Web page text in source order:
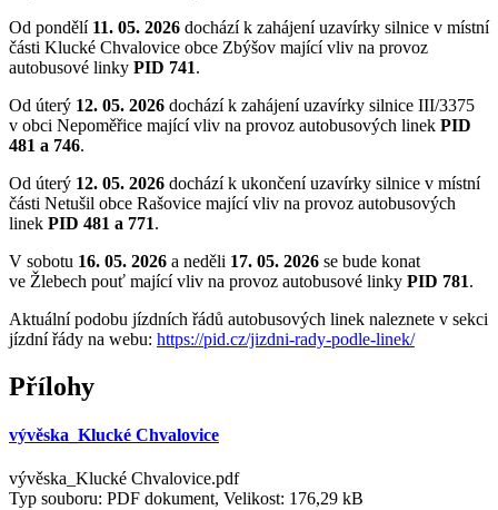
Od pondělí 11. 05. 2026 dochází k zahájení uzavírky silnice v místní
části Klucké Chvalovice obce Zbýšov mající vliv na provoz
autobusové linky PID 741.
Od úterý 12. 05. 2026 dochází k zahájení uzavírky silnice III/3375
v obci Nepoměřice mající vliv na provoz autobusových linek PID
481 a 746.
Od úterý 12. 05. 2026 dochází k ukončení uzavírky silnice v místní
části Netušil obce Rašovice mající vliv na provoz autobusových
linek PID 481 a 771.
V sobotu 16. 05. 2026 a neděli 17. 05. 2026 se bude konat
ve Žlebech pouť mající vliv na provoz autobusové linky PID 781.
Aktuální podobu jízdních řádů autobusových linek naleznete v sekci
jízdní řády na webu: https://pid.cz/jizdni-rady-podle-linek/
Přílohy
vývěska_Klucké Chvalovice
vývěska_Klucké Chvalovice.pdf
Typ souboru: PDF dokument, Velikost: 176,29 kB